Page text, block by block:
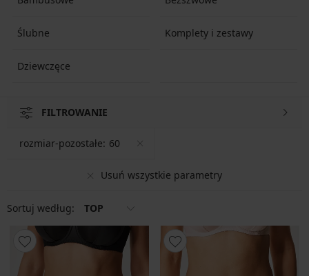
Ślubne Komplety i zestawy
Dziewczęce
FILTROWANIE
Usuń wszystkie parametry
rozmiar-pozostałe: 60
Sortuj według: TOP